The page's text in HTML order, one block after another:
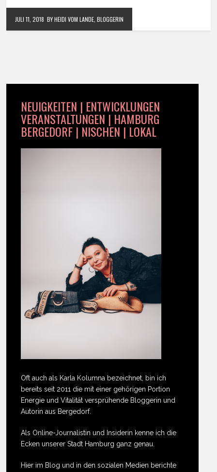
JULI 11, 2018 BY HEIDI VOM LANDE, BLOGGERIN
NEUIGKEITEN | ENTWICKLUNGEN
VERANSTALTUNGEN | HAMBURG
BERGEDORF | NISCHEN | LOKAL
Oft auch als Karla Kolumna bezeichnet, bin ich
bereits seit 2011 die mit einer gehörigen Portion
Energie und Vitalität versprühende Bloggerin und
Autorin aus Bergedorf.
Als Online-Journalistin und Insiderin kenne ich die
Ecken unserer Stadt Hamburg ganz genau.
Hier im Blog und in den sozialen Medien berichte